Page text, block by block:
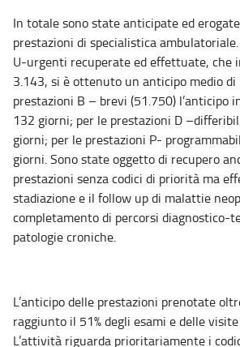
In totale sono state anticipate ed
prestazioni di specialistica
U-urgenti recuperate ed effettuate, che
3.143, si è ottenuto un anticipo medio
prestazioni B – brevi (51.750) l’anticipo
132 giorni; per le prestazioni D
giorni; per le prestazioni P-
giorni. Sono state oggetto di recupero
prestazioni senza codici di priorità ma
stadiazione e il follow up di malattie
completamento di percorsi diagnostico-
patologie croniche.
L’anticipo delle prestazioni prenotate
raggiunto il 51% degli esami e delle
L’attività riguarda prioritariamente i